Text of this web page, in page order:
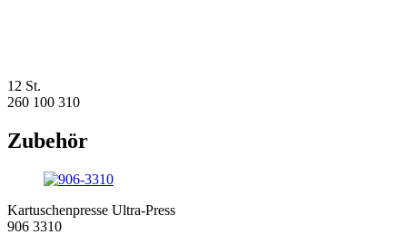
12 St.
260 100 310
Zubehör
Kartuschenpresse Ultra-Press
906 3310